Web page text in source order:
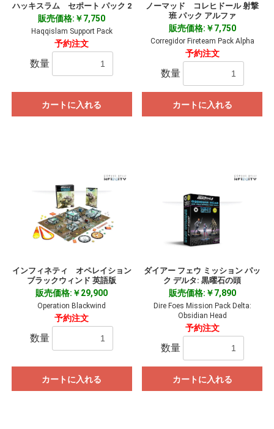
ハッキスラム セポート パック 2
販売価格:￥7,750
Haqqislam Support Pack
予約注文
数量
カートに入れる
ノーマッド コレヒドール 射撃
班 パック アルファ
販売価格:￥7,750
Corregidor Fireteam Pack Alpha
予約注文
数量
カートに入れる
インフィネティ オペレイション
ブラックウィンド 英語版
販売価格:￥29,900
Operation Blackwind
予約注文
数量
カートに入れる
ダイアー フェウ ミッション パッ
ク デルタ: 黒曜石の頭
販売価格:￥7,890
Dire Foes Mission Pack Delta:
Obsidian Head
予約注文
数量
カートに入れる